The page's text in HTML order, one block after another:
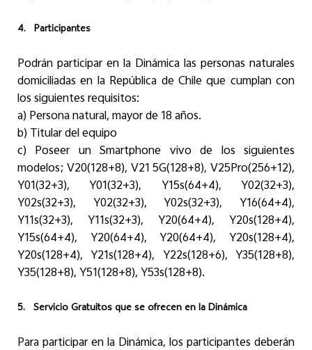
4. Participantes
Podrán participar en la Dinámica las personas naturales
domiciliadas en la República de Chile que cumplan con
los siguientes requisitos:
a) Persona natural, mayor de 18 años.
b) Titular del equipo
c) Poseer un Smartphone vivo de los siguientes
modelos; V20(128+8), V21 5G(128+8), V25Pro(256+12),
Y01(32+3), Y01(32+3), Y15s(64+4), Y02(32+3),
Y02s(32+3), Y02(32+3), Y02s(32+3), Y16(64+4),
Y11s(32+3), Y11s(32+3), Y20(64+4), Y20s(128+4),
Y15s(64+4), Y20(64+4), Y20(64+4), Y20s(128+4),
Y20s(128+4), Y21s(128+4), Y22s(128+6), Y35(128+8),
Y35(128+8), Y51(128+8), Y53s(128+8).
5. Servicio Gratuitos que se ofrecen en la Dinámica
Para participar en la Dinámica, los participantes deberán